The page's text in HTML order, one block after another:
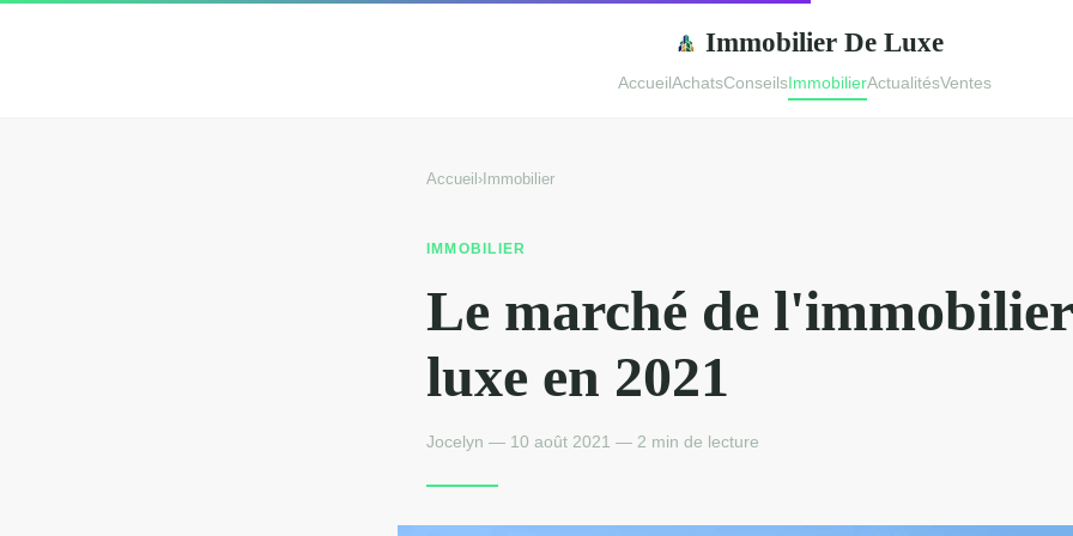
Immobilier De Luxe
AccueilAchatsConseilsImmobilierActualitésVentes
Accueil › Immobilier
IMMOBILIER
Le marché de
luxe en 2021
Jocelyn — 10 août 2021 — 2 min de lecture